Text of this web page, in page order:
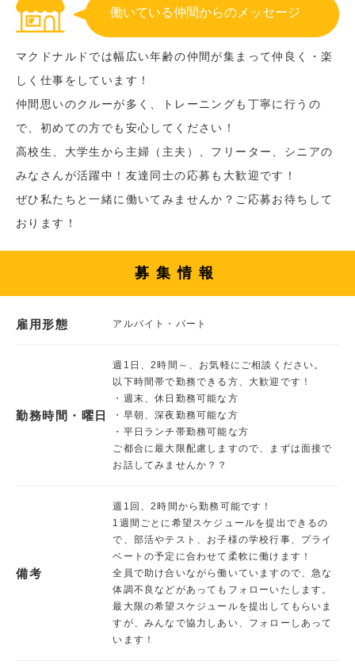
働いている仲間からのメッセージ
マクドナルドでは幅広い年齢の仲間が集まって仲良く・楽
しく仕事をしています！
仲間思いのクルーが多く、トレーニングも丁寧に行うの
で、初めての方でも安心してください！
高校生、大学生から主婦（主夫）、フリーター、シニアの
みなさんが活躍中！友達同士の応募も大歓迎です！
ぜひ私たちと一緒に働いてみませんか？ご応募お待ちして
おります！
募集情報
雇用形態 アルバイト・パート
勤務時間・曜日
週1日、2時間～、お気軽にご相談ください。
以下時間帯で勤務できる方、大歓迎です！
・週末、休日勤務可能な方
・早朝、深夜勤務可能な方
・平日ランチ帯勤務可能な方
ご都合に最大限配慮しますので、まずは面接で
お話してみませんか？？
備考
週1回、2時間から勤務可能です！
1週間ごとに希望スケジュールを提出できるの
で、部活やテスト、お子様の学校行事、プライ
ベートの予定に合わせて柔軟に働けます！
全員で助け合いながら働いていますので、急な
体調不良などがあってもフォローいたします。
最大限の希望スケジュールを提出してもらいま
すが、みんなで協力しあい、フォローしあって
います！